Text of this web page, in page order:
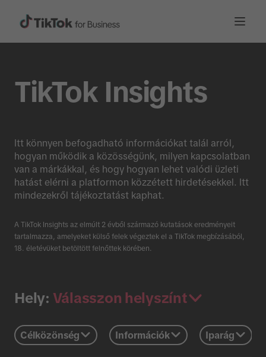
TikTok Insights
Itt könnyen befogadható információkat talál arról,
hogyan működik a közösségünk, milyen kapcsolatban
van a márkákkal, és hogy hogyan lehet valódi üzleti
hatást elérni a platformon közzétett hirdetésekkel. Itt
mindezekről tájékoztatást kaphat.
A TikTok Insights az elmúlt 2 évből származó kutatások eredményeit
tartalmazza, amelyeket külső felek végeztek el a TikTok megbízásából,
18. életévüket betöltött felnőttek körében.
Hely: Válasszon helyszínt
Célközönség Információk Iparág